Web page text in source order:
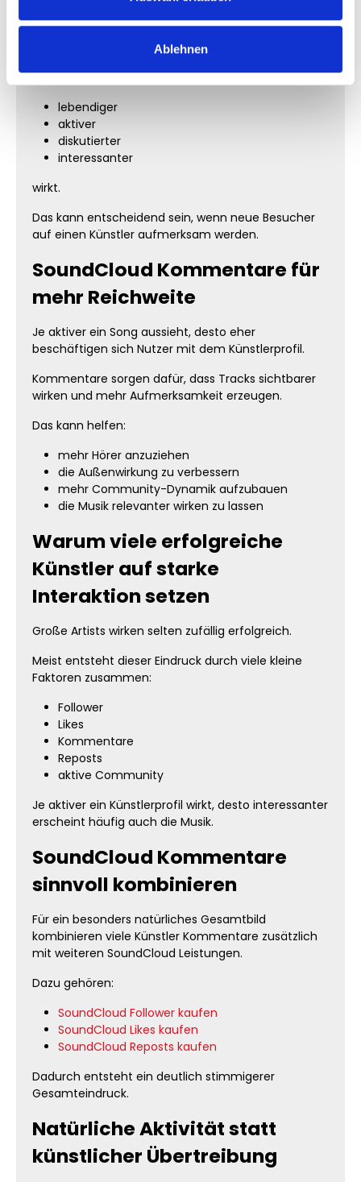
Ablehnen
Ein Song mit sichtbarer Interaktion erzeugt sofort
einen anderen Eindruck.
Gerade Kommentare sorgen dafür, dass ein Track:
lebendiger
aktiver
diskutierter
interessanter
wirkt.
Das kann entscheidend sein, wenn neue Besucher
auf einen Künstler aufmerksam werden.
SoundCloud Kommentare für
mehr Reichweite
Je aktiver ein Song aussieht, desto eher
beschäftigen sich Nutzer mit dem Künstlerprofil.
Kommentare sorgen dafür, dass Tracks sichtbarer
wirken und mehr Aufmerksamkeit erzeugen.
Das kann helfen:
mehr Hörer anzuziehen
die Außenwirkung zu verbessern
mehr Community-Dynamik aufzubauen
die Musik relevanter wirken zu lassen
Warum viele erfolgreiche
Künstler auf starke
Interaktion setzen
Große Artists wirken selten zufällig erfolgreich.
Meist entsteht dieser Eindruck durch viele kleine
Faktoren zusammen:
Follower
Likes
Kommentare
Reposts
aktive Community
Je aktiver ein Künstlerprofil wirkt, desto interessanter
erscheint häufig auch die Musik.
SoundCloud Kommentare
sinnvoll kombinieren
Für ein besonders natürliches Gesamtbild
kombinieren viele Künstler Kommentare zusätzlich
mit weiteren SoundCloud Leistungen.
Dazu gehören:
SoundCloud Follower kaufen
SoundCloud Likes kaufen
SoundCloud Reposts kaufen
Dadurch entsteht ein deutlich stimmigerer
Gesamteindruck.
Natürliche Aktivität statt
künstlicher Übertreibung